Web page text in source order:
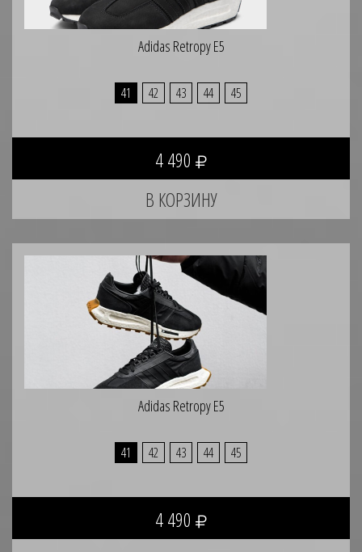
Adidas Retropy E5
41 42 43 44 45
4 490
Adidas Retropy E5
41 42 43 44 45
4 490